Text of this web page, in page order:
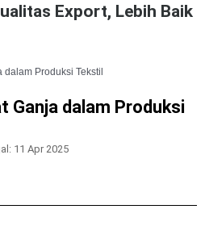
Export, Lebih Baik
dalam Produksi Tekstil
Ganja dalam Produksi
11 Apr 2025